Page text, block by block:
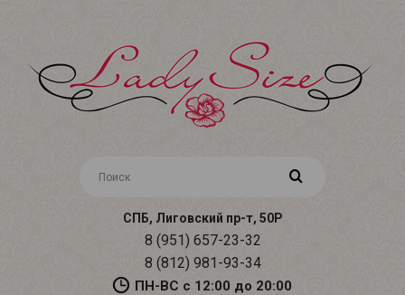
СПБ, Лиговский пр-т, 50Р
8 (951) 657-23-32
8 (812) 981-93-34
ПН-ВС с 12:00 до 20:00